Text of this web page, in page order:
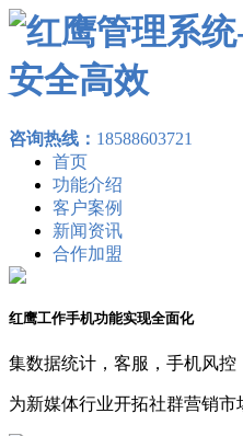
咨询热线： 18588603721
首页
功能介绍
客户案例
新闻资讯
合作加盟
红鹰工作手机功能实现全面化
集数据统计，客服，手机风控
为新媒体行业开拓社群营销市